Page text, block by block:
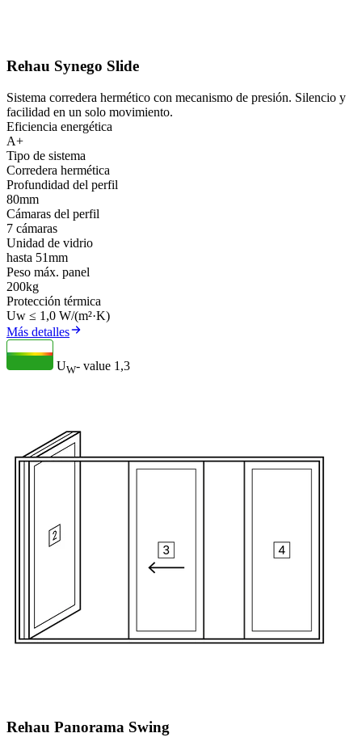
Rehau Synego Slide
Sistema corredera hermético con mecanismo de presión. Silencio y
facilidad en un solo movimiento.
Eficiencia energética
A+
Tipo de sistema
Corredera hermética
Profundidad del perfil
80mm
Cámaras del perfil
7 cámaras
Unidad de vidrio
hasta 51mm
Peso máx. panel
200kg
Protección térmica
Uw ≤ 1,0 W/(m²·K)
Más detalles
UW- value 1,3
Rehau Panorama Swing